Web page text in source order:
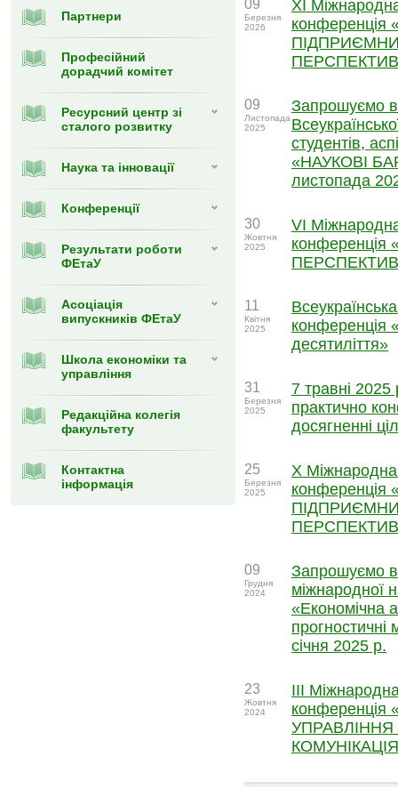
Партнери
Професійний
дорадчий комітет
Ресурсний центр зі
сталого розвитку
Наука та інновації
Конференції
Результати роботи
ФЕтаУ
Асоціація
випускників ФЕтаУ
Школа економіки та
управління
Редакційна колегія
факультету
Контактна
інформація
09
Березня
2026
XІ
09
Листопада
2025
Запрошуємо
студентів,
«НАУКОВІ
листопада
30
Жовтня
2025
VІ
11
Квітня
2025
десятиліття»
31
Березня
2025
7 травні 2025
практично
досягненні
25
Березня
2025
X
09
Грудня
2024
Запрошуємо
міжнародної
«Економічна
прогностичні
січня 2025 р.
23
Жовтня
2024
ІІІ